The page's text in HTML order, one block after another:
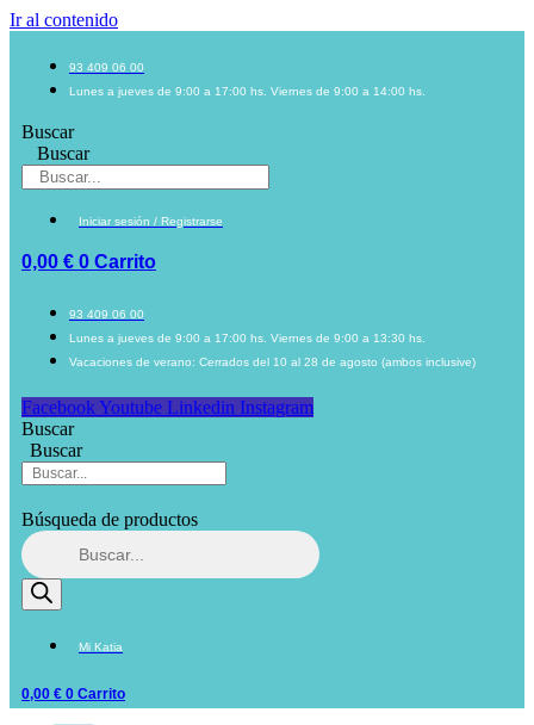
Ir al contenido
93 409 06 00
Lunes a jueves de 9:00 a 17:00 hs. Viernes de 9:00 a 14:00 hs.
Buscar
Buscar
Iniciar sesión / Registrarse
0,00 € 0 Carrito
93 409 06 00
Lunes a jueves de 9:00 a 17:00 hs. Viernes de 9:00 a 13:30 hs.
Vacaciones de verano: Cerrados del 10 al 28 de agosto (ambos inclusive)
Facebook Youtube Linkedin Instagram
Buscar
Buscar
Búsqueda de productos
Mi Katia
0,00 € 0 Carrito